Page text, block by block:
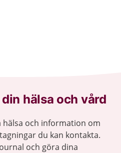
hälsa och vård
hälsa och information om
du kan kontakta.
och göra dina